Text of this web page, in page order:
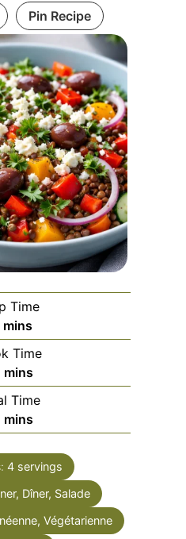
Pin Recipe
Time
minutes
mins
Time
minutes
mins
Time
minutes
mins
4 servings
Dîner, Salade
Végétarienne